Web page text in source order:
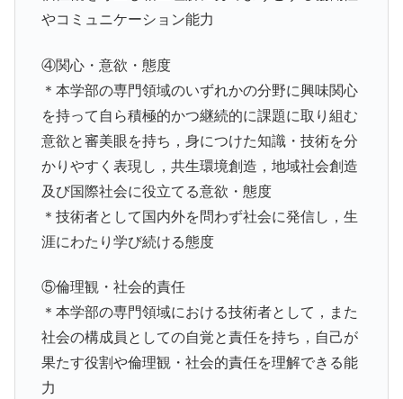
やコミュニケーション能力
④関心・意欲・態度
＊本学部の専門領域のいずれかの分野に興味関心
を持って自ら積極的かつ継続的に課題に取り組む
意欲と審美眼を持ち，身につけた知識・技術を分
かりやすく表現し，共生環境創造，地域社会創造
及び国際社会に役立てる意欲・態度
＊技術者として国内外を問わず社会に発信し，生
涯にわたり学び続ける態度
⑤倫理観・社会的責任
＊本学部の専門領域における技術者として，また
社会の構成員としての自覚と責任を持ち，自己が
果たす役割や倫理観・社会的責任を理解できる能
力